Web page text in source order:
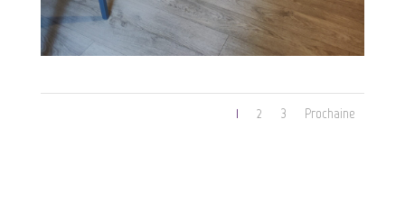
1 2 3 Prochaine